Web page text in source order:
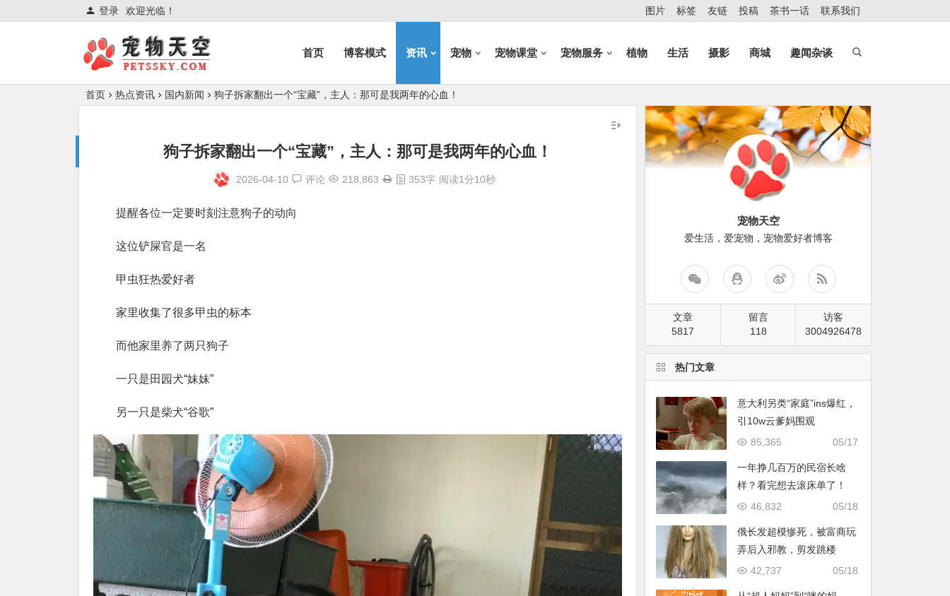
欢迎光临！
登录 图片 标签 友链 投稿 茶书一话 联系我们
首页 博客模式 资讯 宠物 宠物课堂 宠物服务 植物 生活 摄影 商城 趣闻杂谈
首页 热点资讯 国内新闻 狗子拆家翻出一个“宝藏”，主人：那可是我两年的心血！
狗子拆家翻出一个“宝藏”，主人：那可是我两年的心血！
2026-04-10 评论 218,863 353字 阅读1分10秒
提醒各位一定要时刻注意狗子的动向
这位铲屎官是一名
甲虫狂热爱好者
家里收集了很多甲虫的标本
而他家里养了两只狗子
一只是田园犬“妹妹”
另一只是柴犬“谷歌”
宠物天空
爱生活，爱宠物，宠物爱好者博客
文章
5817
留言
118
访客
3004926478
热门文章
意大利另类“家庭”ins爆红，
引10w云爹妈围观
05/17
85,365
一年挣几百万的民宿长啥
样？看完想去滚床单了！
05/18
46,832
俄长发超模惨死，被富商玩
弄后入邪教，剪发跳楼
05/18
42,737